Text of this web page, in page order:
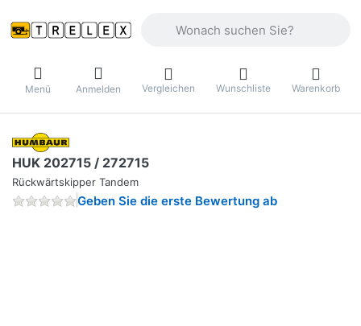
Menü Anmelden Vergleichen Wunschliste Warenkorb
HUK 202715 / 272715
Rückwärtskipper Tandem
Geben Sie die erste Bewertung ab